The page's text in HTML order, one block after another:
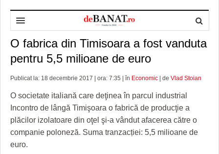
HOME
DESPRE NOI
REDACȚIA DEBANAT
POLITICA DE COOKIES
POLITICA DE CONFIDENȚIALITATE
ADMINISTRAȚIE
PRIMĂRIA TIMIŞOARA
CONSILIUL JUDEŢEAN TIMIŞ
PREFECTURA TIMIŞ
POLITICĂ
POLITICA
SPORT
POLI TIMISOARA
OPINII
O fabrica din Timisoara a fost vanduta
pentru 5,5 milioane de euro
Publicat la: 18 decembrie 2017 | ora: 7:35 | în Economic | de Vlad Stoian
O societate italiană care deţinea în parcul industrial
Incontro de lângă Timişoara o fabrică de producţie a
plăcilor izolatoare din oţel şi-a vândut afacerea către o
companie poloneză. Suma tranzacției: 5,5 milioane de
euro.